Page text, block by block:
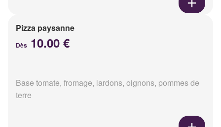
Pizza paysanne
Dès 10.00 €
Base tomate, fromage, lardons, oignons, pommes de
terre